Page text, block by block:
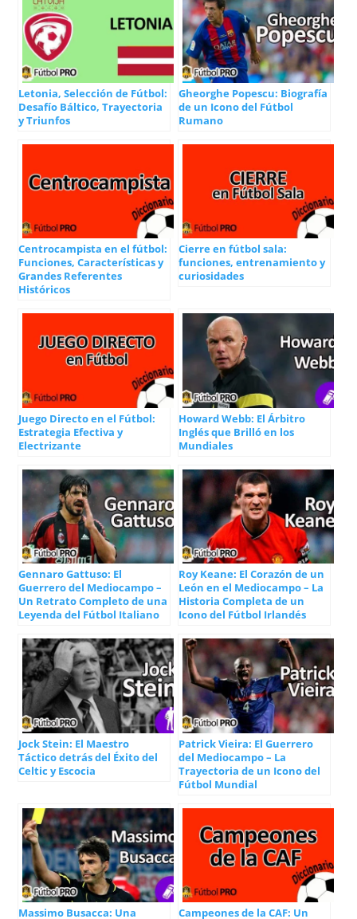
Letonia, Selección de Fútbol:
Desafío Báltico, Trayectoria
y Triunfos
Gheorghe Popescu: Biografía
de un Icono del Fútbol
Rumano
Centrocampista en el fútbol:
Funciones, Características y
Grandes Referentes
Históricos
Cierre en fútbol sala:
funciones, entrenamiento y
curiosidades
Juego Directo en el Fútbol:
Estrategia Efectiva y
Electrizante
Howard Webb: El Árbitro
Inglés que Brilló en los
Mundiales
Gennaro Gattuso: El
Guerrero del Mediocampo –
Un Retrato Completo de una
Leyenda del Fútbol Italiano
Roy Keane: El Corazón de un
León en el Mediocampo – La
Historia Completa de un
Icono del Fútbol Irlandés
Jock Stein: El Maestro
Táctico detrás del Éxito del
Celtic y Escocia
Patrick Vieira: El Guerrero
del Mediocampo – La
Trayectoria de un Icono del
Fútbol Mundial
Massimo Busacca: Una Campeones de la CAF: Un